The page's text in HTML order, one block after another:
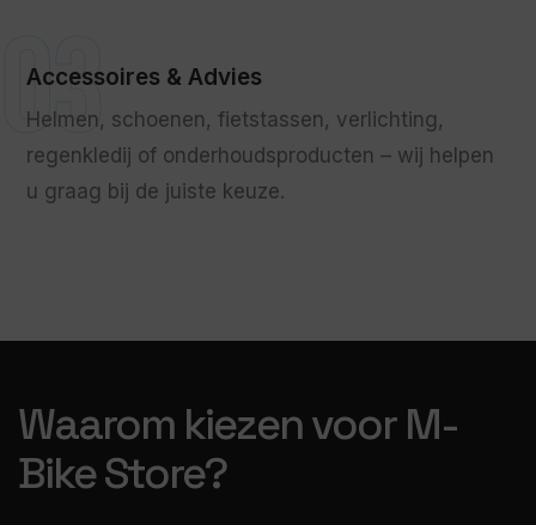
03
Accessoires & Advies
Helmen, schoenen, fietstassen, verlichting,
regenkledij of onderhoudsproducten – wij helpen
u graag bij de juiste keuze.
Waarom kiezen voor M-
Bike Store?